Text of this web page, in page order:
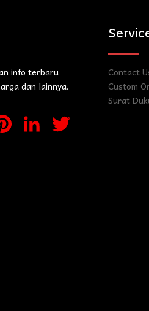
info terbaru
dan lainnya.
PinterestLinkedIn
Contact
Custom
Surat